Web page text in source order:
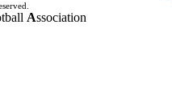
Association